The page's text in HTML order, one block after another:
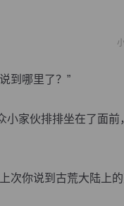
哪里了？”
家伙排排坐在了面前
你说到古荒大陆上的